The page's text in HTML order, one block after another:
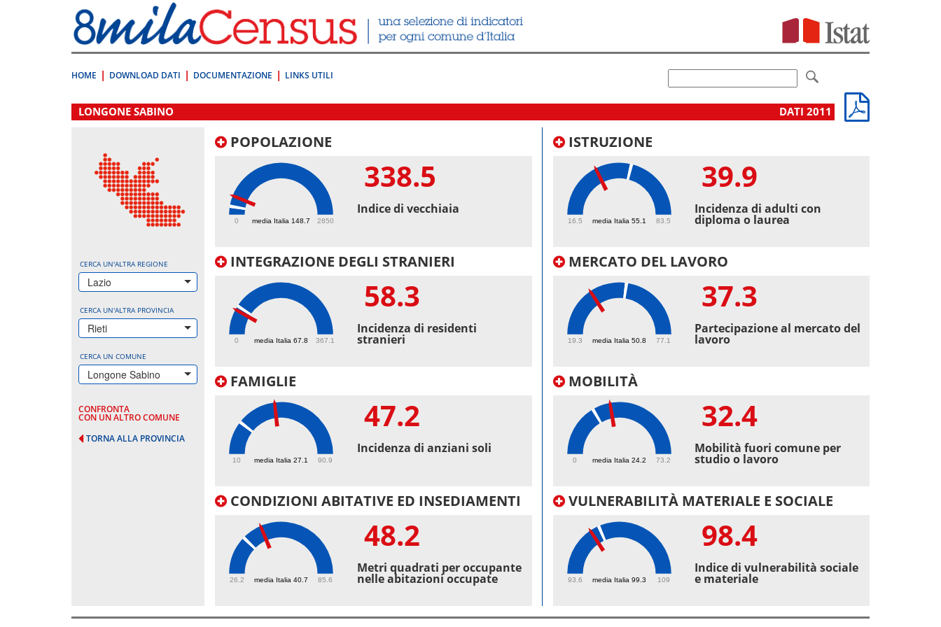
direttamente
a:
Contenuto
HOME DOWNLOAD DATI DOCUMENTAZIONE LINKS UTILI
LONGONE SABINO DATI 2011
CERCA UN'ALTRA REGIONE
Lazio
CERCA UN'ALTRA PROVINCIA
Rieti
CERCA UN COMUNE
Longone Sabino
CONFRONTA
CON UN ALTRO COMUNE
TORNA ALLA PROVINCIA
POPOLAZIONE
media Italia 148.7
0 2850
338.5
Indice di vecchiaia
INTEGRAZIONE DEGLI STRANIERI
media Italia 67.8
0 367.1
58.3
Incidenza di residenti
stranieri
FAMIGLIE
media Italia 27.1
10 90.9
47.2
Incidenza di anziani soli
CONDIZIONI ABITATIVE ED INSEDIAMENTI
media Italia 40.7
26.2 85.6
48.2
Metri quadrati per occupante
nelle abitazioni occupate
ISTRUZIONE
media Italia 55.1
16.5 83.5
39.9
Incidenza di adulti con
diploma o laurea
MERCATO DEL LAVORO
media Italia 50.8
19.3 77.1
37.3
Partecipazione al mercato del
lavoro
MOBILITÀ
media Italia 24.2
0 73.2
32.4
Mobilità fuori comune per
studio o lavoro
VULNERABILITÀ MATERIALE E SOCIALE
media Italia 99.3
93.6 109
98.4
Indice di vulnerabilità sociale
e materiale